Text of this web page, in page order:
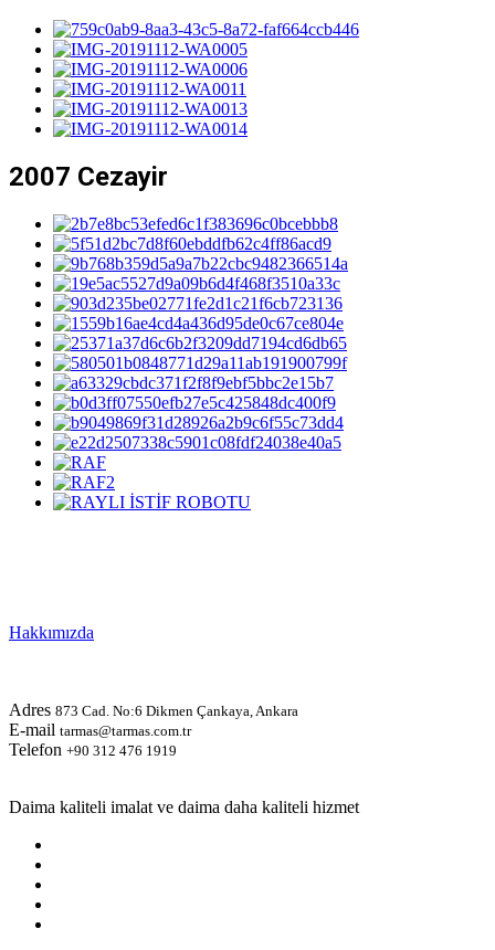
2007 Cezayir
Hakkımızda
Adres 873 Cad. No:6 Dikmen Çankaya, Ankara
E-mail tarmas@tarmas.com.tr
Telefon +90 312 476 1919
Daima kaliteli imalat ve daima daha kaliteli hizmet